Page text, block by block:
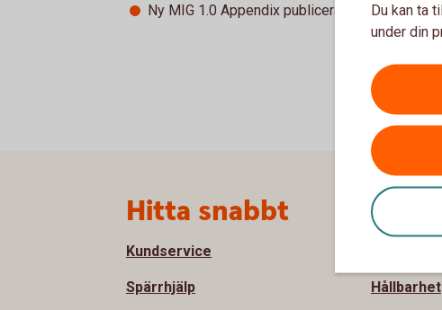
Ny MIG 1.0 Appendix publicerad
Du kan ta
under din
Hitta snabbt
Kundservice
Spärrhjälp
Om
Hållbarhet